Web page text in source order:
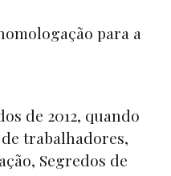
para a
de 2012, quando
trabalhadores,
Segredos de